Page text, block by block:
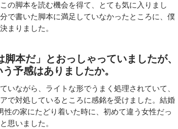
の脚本を読む機会を得て、とても気に入りまし
で書いた脚本に満足していなかったところに、僕
まりました。
本だ」とおっしゃっていましたが、
予感はありましたか。
ながら、ライトな形でうまく処理されていて、
で対処しているところに感銘を受けました。結婚
の家にたどり着いた時に、初めて違う女性だっ
思いました。